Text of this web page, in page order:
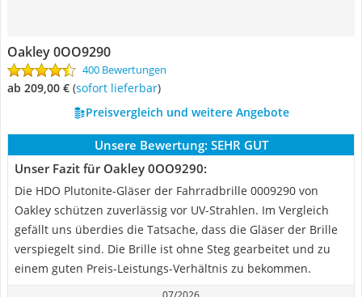
Oakley 0OO9290
400 Bewertungen
ab 209,00 € ( Sofort lieferbar)
Preisvergleich und weitere Angebote
Unsere Bewertung: SEHR GUT
Unser Fazit für Oakley 0OO9290:
Die HDO Plutonite-Gläser der Fahrradbrille 0009290 von
Oakley schützen zuverlässig vor UV-Strahlen. Im Vergleich
gefällt uns überdies die Tatsache, dass die Gläser der Brille
verspiegelt sind. Die Brille ist ohne Steg gearbeitet und zu
einem guten Preis-Leistungs-Verhältnis zu bekommen.